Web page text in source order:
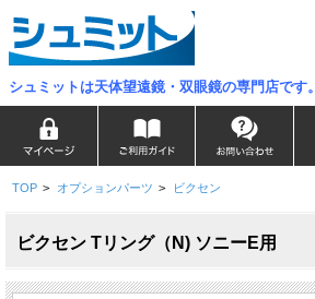
シュミットは天体望遠鏡・双眼鏡の専門店です。
TOP > オプションパーツ > ビクセン
ビクセン Tリング（N) ソニーE用